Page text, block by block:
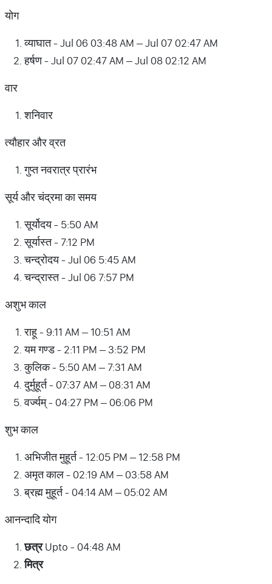
योग
व्याघात - Jul 06 03:48 AM – Jul 07 02:47 AM
हर्षण - Jul 07 02:47 AM – Jul 08 02:12 AM
वार
शनिवार
त्यौहार और व्रत
गुप्त नवरात्र प्रारंभ
सूर्य और चंद्रमा का समय
सूर्योदय - 5:50 AM
सूर्यास्त - 7:12 PM
चन्द्रोदय - Jul 06 5:45 AM
चन्द्रास्त - Jul 06 7:57 PM
अशुभ काल
राहू - 9:11 AM – 10:51 AM
यम गण्ड - 2:11 PM – 3:52 PM
कुलिक - 5:50 AM – 7:31 AM
दुर्मुहूर्त - 07:37 AM – 08:31 AM
वर्ज्यम् - 04:27 PM – 06:06 PM
शुभ काल
अभिजीत मुहूर्त - 12:05 PM – 12:58 PM
अमृत काल - 02:19 AM – 03:58 AM
ब्रह्म मुहूर्त - 04:14 AM – 05:02 AM
आनन्दादि योग
छत्रUpto - 04:48 AM
मित्र